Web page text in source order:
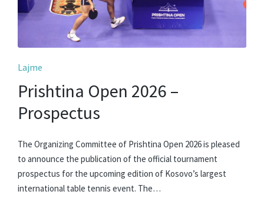
Posted
Lajme
Prishtina Open 2026 –
Prospectus
The Organizing Committee of Prishtina Open 2026 is pleased
to announce the publication of the official tournament
prospectus for the upcoming edition of Kosovo’s largest
international table tennis event. The…